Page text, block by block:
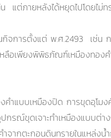
ภายหลังได้หยุดไปโดยไม่ท
กิจการตั้งแต่ พ.ศ.2493 เช่น
เพียงพิพิธภัณฑ์เหมืองทองค
คำแบบเหมืองปิด การขุดอุโ
กรณ์ขุดเจาะทำเหมืองแบบ
จากตะกอนดินทรายในแหล่งน้